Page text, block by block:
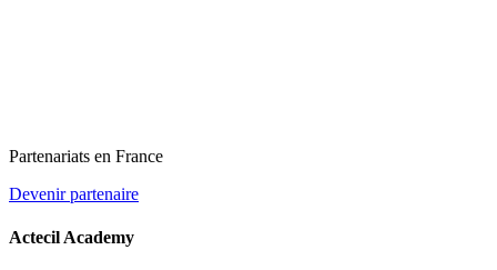
Partenariats en France
Devenir partenaire
Actecil Academy